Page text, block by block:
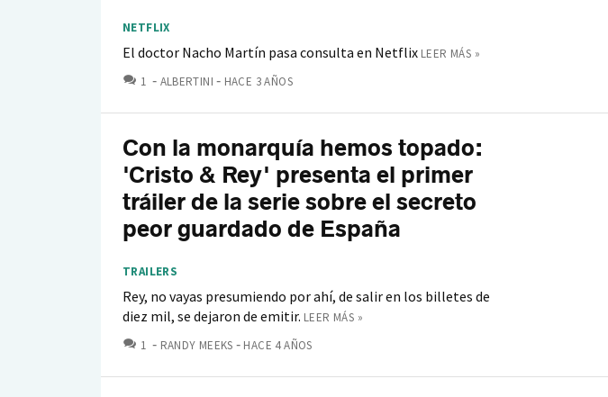
NETFLIX
El doctor Nacho Martín pasa consulta en Netflix LEER MÁS »
1 COMENTARIOS
ALBERTINI HACE 3 AÑOS
Con la monarquía hemos topado:
'Cristo & Rey' presenta el primer
tráiler de la serie sobre el secreto
peor guardado de España
TRAILERS
Rey, no vayas presumiendo por ahí, de salir en los billetes de
diez mil, se dejaron de emitir. LEER MÁS »
1 COMENTARIOS
RANDY MEEKS HACE 4 AÑOS